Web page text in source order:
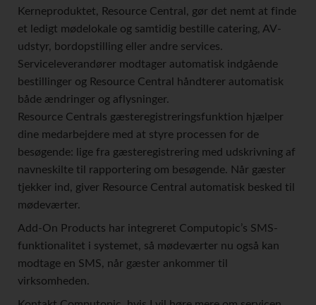
Kerneproduktet, Resource Central, gør det nemt at finde
et ledigt mødelokale og samtidig bestille catering, AV-
udstyr, bordopstilling eller andre services.
Serviceleverandører modtager automatisk indgående
bestillinger og Resource Central håndterer automatisk
både ændringer og aflysninger.
Resource Centrals gæsteregistreringsfunktion hjælper
dine medarbejdere med at styre processen for de
besøgende: lige fra gæsteregistrering med udskrivning af
navneskilte til rapportering om besøgende. Når gæster
tjekker ind, giver Resource Central automatisk besked til
mødeværter.
Add-On Products har integreret Computopic’s SMS-
funktionalitet i systemet, så mødeværter nu også kan
modtage en SMS, når gæster ankommer til
virksomheden.